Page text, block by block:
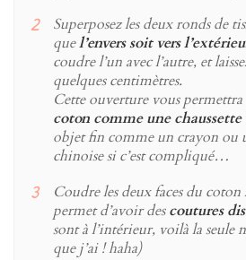
Superposez les deux ronds de
quel’envers soit vers
coudre l’un avec l’autre, et
quelques centimètres.
Cette ouverture vous permettra
coton comme une chaussette
objet fin comme un crayon ou
chinoise si c’est compliqué…
Coudre les deux faces du coton
permet d’avoir descoutures
sont à l’intérieur, voilà la seule
que j’ai ! haha)